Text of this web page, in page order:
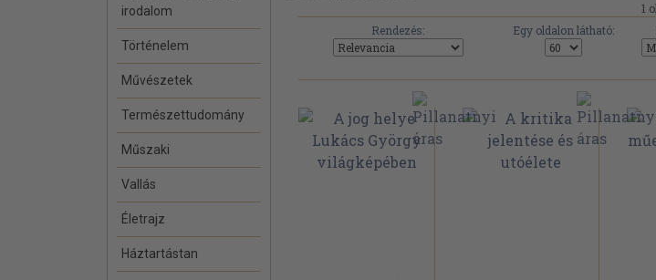
irodalom
Történelem
Művészetek
Természettudomány
Műszaki
Vallás
Életrajz
Háztartástan
1
Rendezés:
Egy oldalon látható: